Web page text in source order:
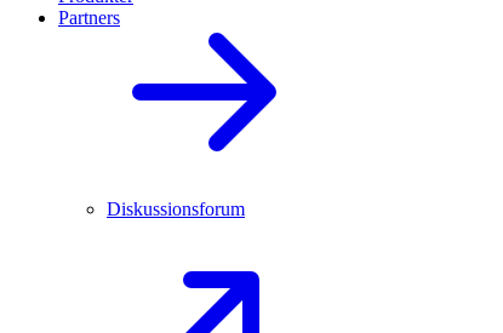
Partners
Diskussionsforum